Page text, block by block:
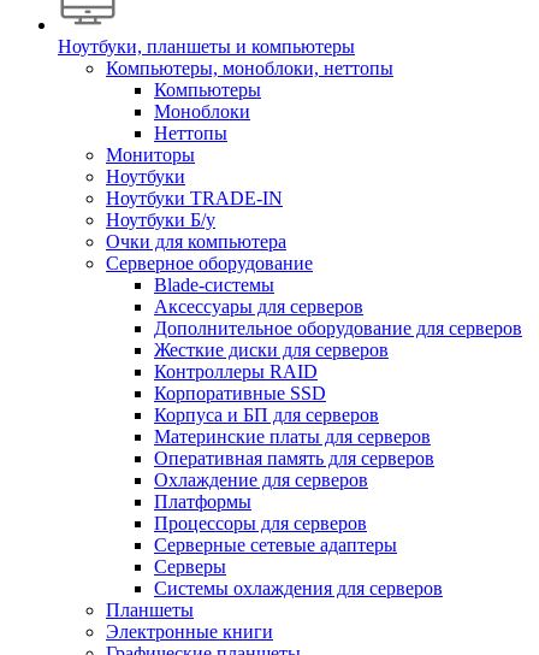
Ноутбуки, планшеты и компьютеры
Компьютеры, моноблоки, неттопы
Компьютеры
Моноблоки
Неттопы
Мониторы
Ноутбуки
Ноутбуки TRADE-IN
Ноутбуки Б/у
Очки для компьютера
Серверное оборудование
Blade-системы
Аксессуары для серверов
Дополнительное оборудование для серверов
Жесткие диски для серверов
Контроллеры RAID
Корпоративные SSD
Корпуса и БП для серверов
Материнские платы для серверов
Оперативная память для серверов
Охлаждение для серверов
Платформы
Процессоры для серверов
Серверные сетевые адаптеры
Серверы
Системы охлаждения для серверов
Планшеты
Электронные книги